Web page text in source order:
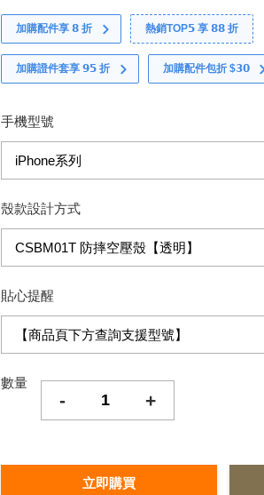
加購配件享 𝟴 折 熱銷TOP𝟱 享 𝟴𝟴 折
加購證件套享 𝟵𝟱 折 加購配件包折 $𝟯𝟬
手機型號
殼款設計方式
貼心提醒
數量
- +
立即購買